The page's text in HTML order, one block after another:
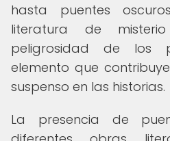
hasta puentes
literatura de
peligrosidad de los
elemento que
suspenso en las historias.
La presencia de